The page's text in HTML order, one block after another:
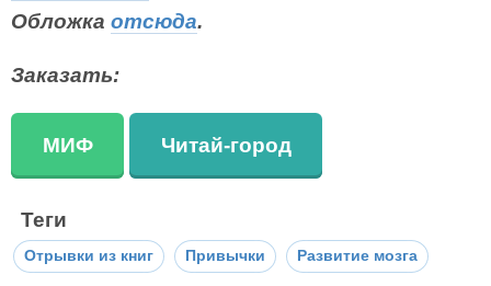
Обложка отсюда.
Заказать:
МИФ Читай-город
Теги
Отрывки из книг Привычки Развитие мозга